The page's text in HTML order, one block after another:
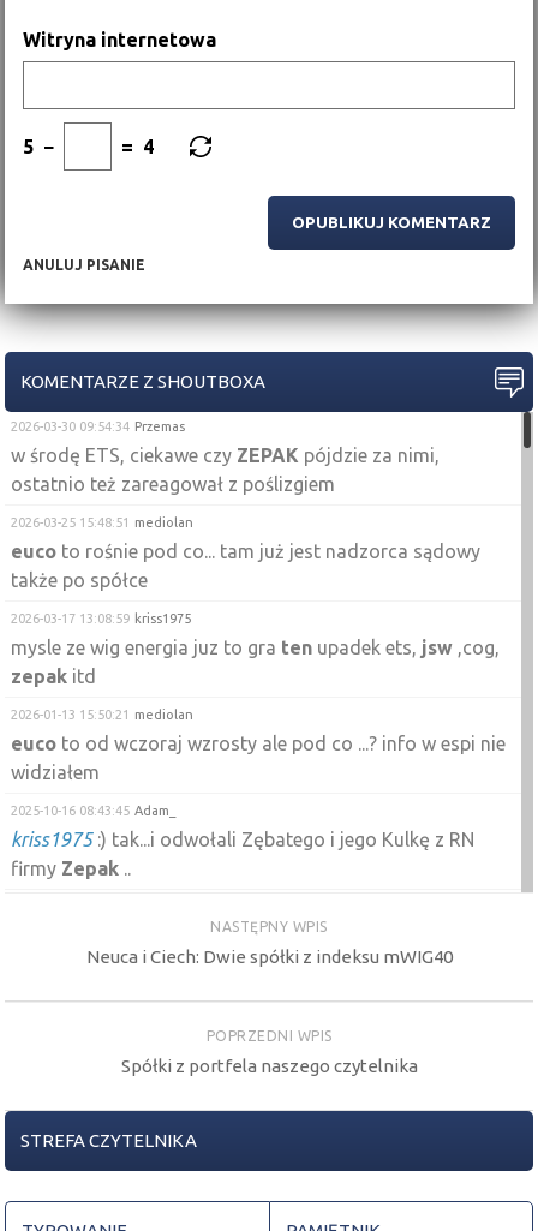
ANULUJ PISANIE
Witryna internetowa
5 − = 4
KOMENTARZE Z SHOUTBOXA
2026-03-30 09:54:34 Przemas
w środę ETS, ciekawe czy ZEPAK pójdzie za nimi,
ostatnio też zareagował z poślizgiem
2026-03-25 15:48:51 mediolan
euco to rośnie pod co... tam już jest nadzorca sądowy
także po spółce
2026-03-17 13:08:59 kriss1975
mysle ze wig energia juz to gra ten upadek ets, jsw ,cog,
zepak itd
2026-01-13 15:50:21 mediolan
euco to od wczoraj wzrosty ale pod co ...? info w espi nie
widziałem
2025-10-16 08:43:45 Adam_
kriss1975:) tak...i odwołali Zębatego i jego Kulkę z RN
firmy Zepak ..
ZEPAK
https://biznes.pap.pl/wiadomosci/firmy/pge-podtrzymuje-
po korekcie się rozpedza
NASTĘPNY WPIS
Neuca i Ciech: Dwie spółki z indeksu mWIG40
POPRZEDNI WPIS
Spółki z portfela naszego czytelnika
STREFA CZYTELNIKA